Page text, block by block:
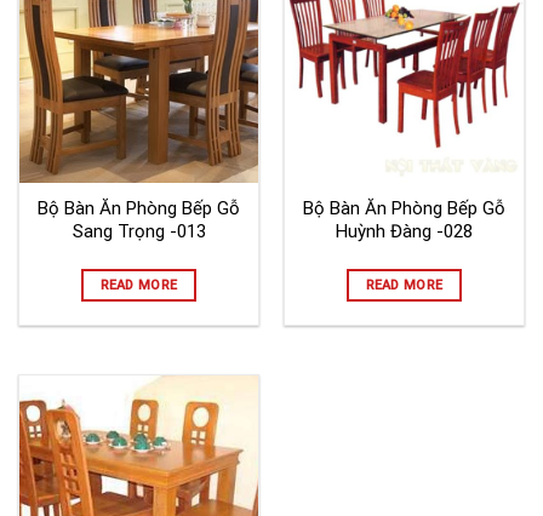
Bộ Bàn Ăn Phòng Bếp Gỗ
Sang Trọng -013
READ MORE
Bộ Bàn Ăn Phòng Bếp Gỗ
Huỳnh Đàng -028
READ MORE